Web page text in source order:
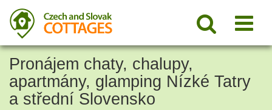
Pronájem chaty, chalupy,
apartmány, glamping Nízké Tatry
a střední Slovensko